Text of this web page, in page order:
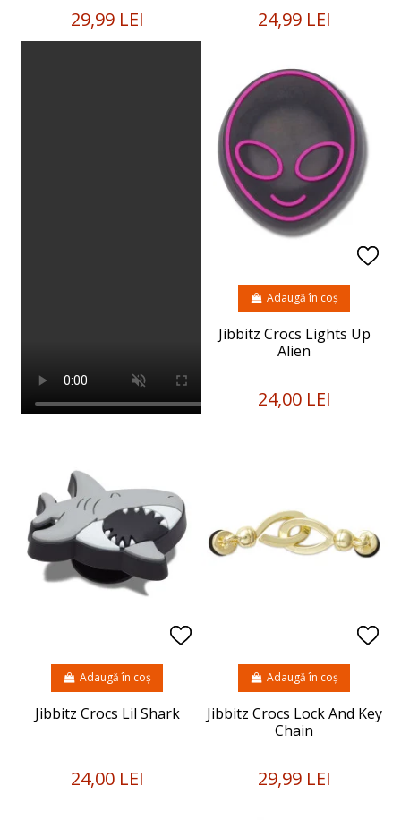
29,99 LEI 24,99 LEI
Jibbitz Crocs Lights Up
Alien
24,00 LEI
Adaugă în coș
Jibbitz Crocs Lil Shark
24,00 LEI
Adaugă în coș
Jibbitz Crocs Lock And Key
Chain
29,99 LEI
Adaugă în coș